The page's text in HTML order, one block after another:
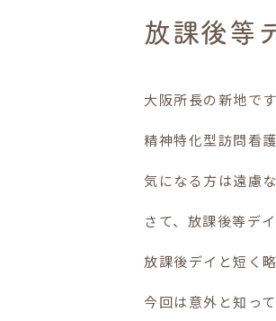
放課後等
大阪所長の新地です
精神特化型訪問看
気になる方は遠慮
さて、放課後等デ
放課後デイと短く
今回は意外と知っ